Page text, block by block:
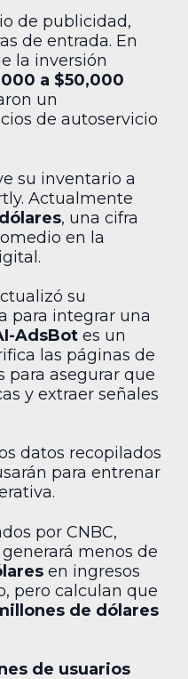
de publicidad,
de entrada. En
la inversión
a $50,000
un
de autoservicio
su inventario a
Actualmente
, una cifra
en la
su
para integrar una
AdsBot es un
las páginas de
para asegurar que
y extraer señales
datos recopilados
para entrenar
por CNBC,
menos de
en ingresos
pero calculan que
de dólares
de usuarios